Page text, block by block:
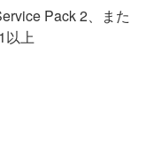
Pack 2、また
以上